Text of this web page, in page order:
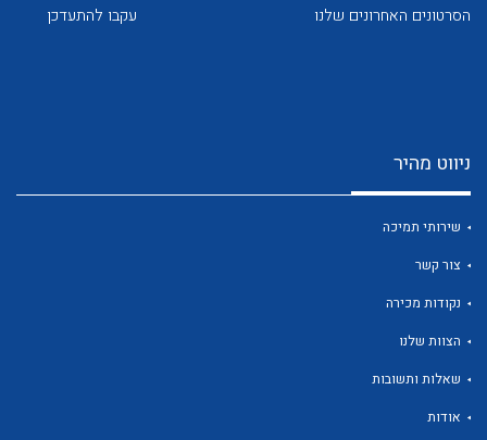
לכל מוצרי היצרן
הסרטונים האחרונים שלנו עקבו להתעדכן
ניווט מהיר
שירותי תמיכה
צור קשר
נקודות מכירה
הצוות שלנו
שאלות ותשובות
אודות